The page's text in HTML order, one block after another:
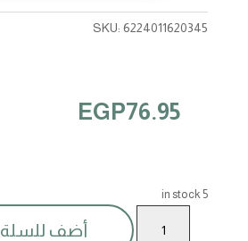
SKU:6224011620345
EGP76.95
5 in stock
سينسيشن
أضف للسلة